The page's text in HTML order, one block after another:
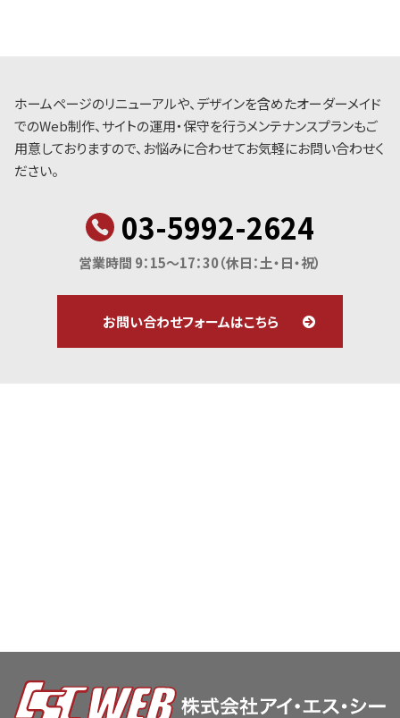
ホームページのリニューアルや、デザインを含めたオーダーメイド
でのWeb制作、サイトの運用・保守を行うメンテナンスプランもご
用意しておりますので、お悩みに合わせてお気軽にお問い合わせく
ださい。
03-5992-2624
営業時間 9：15～17：30（休日：土・日・祝）
お問い合わせフォームはこちら